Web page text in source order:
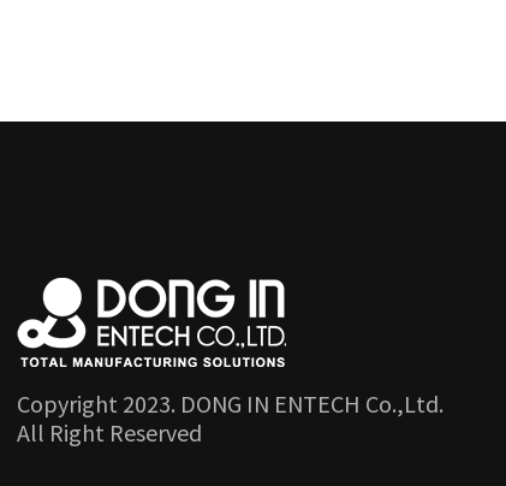
Copyright 2023. DONG IN ENTECH Co.,Ltd.
All Right Reserved